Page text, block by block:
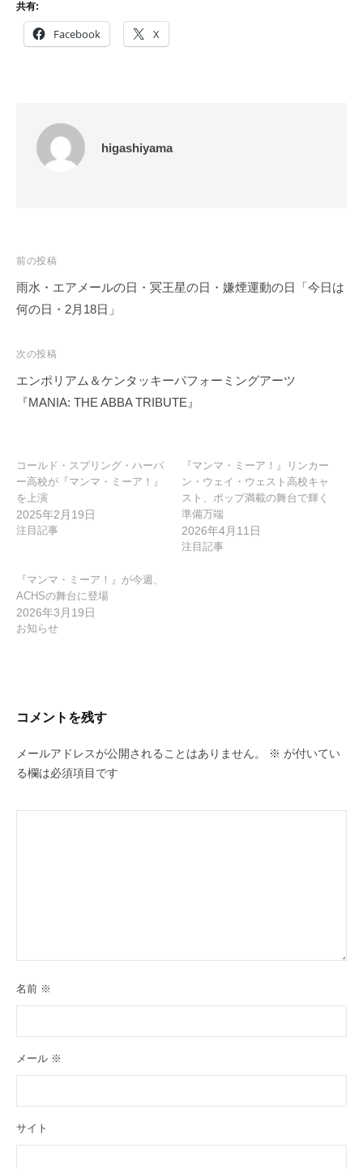
共有:
Facebook X
higashiyama
投
稿
ナ
ゲ
ー
シ
前の投稿
雨水・エアメールの日・冥王星の日・嫌煙運動の日「今日は
何の日・2月18日」
次の投稿
エンポリアム＆ケンタッキーパフォーミングアーツ
『MANIA: THE ABBA TRIBUTE』
コールド・スプリング・ハーバ
ー高校が『マンマ・ミーア！』
を上演
2025年2月19日
注目記事
『マンマ・ミーア！』リンカー
ン・ウェイ・ウェスト高校キャ
スト、ポップ満載の舞台で輝く
準備万端
2026年4月11日
注目記事
『マンマ・ミーア！』が今週、
ACHSの舞台に登場
2026年3月19日
お知らせ
コメントを残す
メールアドレスが公開されることはありません。 ※ が付いてい
る欄は必須項目です
名前 ※
メール ※
サイト